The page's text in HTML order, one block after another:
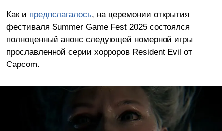
Как и предполагалось, на церемонии открытия
фестиваля Summer Game Fest 2025 состоялся
полноценный анонс следующей номерной игры
прославленной серии хорроров Resident Evil от
Capcom.